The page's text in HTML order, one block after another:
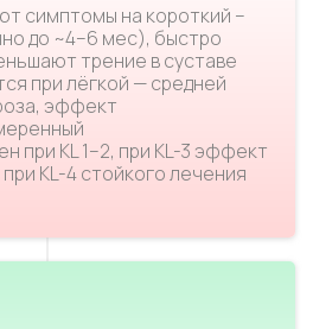
симптомы на короткий –
до ~4–6 мес), быстро
трение в суставе
при лёгкой — средней
эффект
при KL 1–2, при KL-3 эффект
KL-4 стойкого лечения